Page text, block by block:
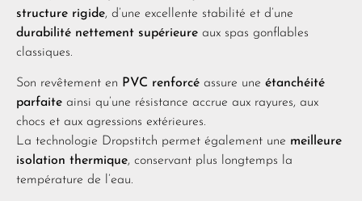
structure rigide, d’une excellente stabilité et d’une
durabilité nettement supérieure aux spas gonflables
classiques.
Son revêtement en PVC renforcé assure une étanchéité
parfaite ainsi qu’une résistance accrue aux rayures, aux
chocs et aux agressions extérieures.
La technologie Dropstitch permet également une meilleure
isolation thermique, conservant plus longtemps la
température de l’eau.